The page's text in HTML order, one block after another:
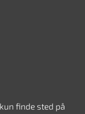
finde sted på